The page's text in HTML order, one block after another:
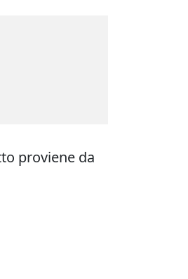
proviene da